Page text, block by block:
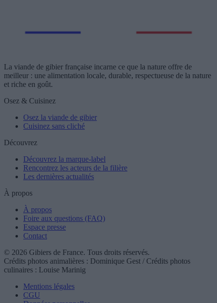
La viande de gibier française incarne ce que la nature offre de
meilleur : une alimentation locale, durable, respectueuse de la nature
et riche en goût.
Osez & Cuisinez
Osez la viande de gibier
Cuisinez sans cliché
Découvrez
Découvrez la marque-label
Rencontrez les acteurs de la filière
Les dernières actualités
À propos
À propos
Foire aux questions (FAQ)
Espace presse
Contact
© 2026 Gibiers de France. Tous droits réservés.
Crédits photos animalières : Dominique Gest / Crédits photos
culinaires : Louise Marinig
Mentions légales
CGU